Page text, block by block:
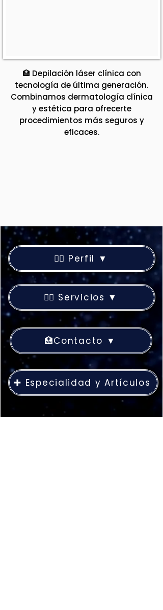
🏥 Depilación láser clínica con
tecnología de última generación.
Combinamos dermatología clínica
y estética para ofrecerte
procedimientos más seguros y
eficaces.
👨‍⚕️ Perfil ▼
👨‍⚕️ Servicios ▼
🏥Contacto ▼
✚ Especialidad y Artículos